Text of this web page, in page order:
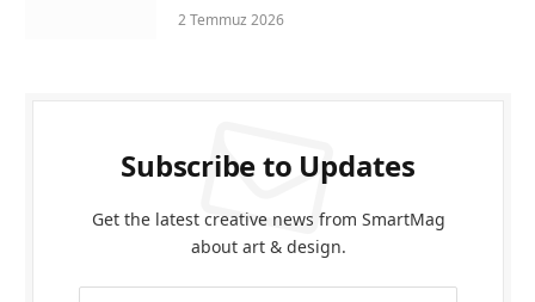
2 Temmuz 2026
Subscribe to Updates
Get the latest creative news from SmartMag
about art & design.